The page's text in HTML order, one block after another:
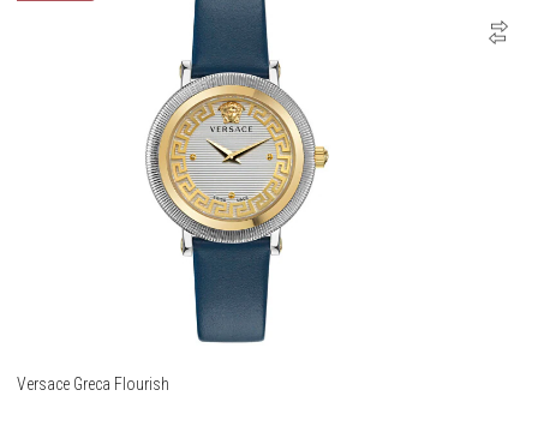
Versace Greca Flourish